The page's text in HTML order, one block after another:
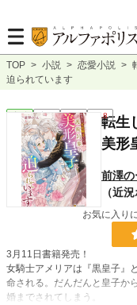
TOP > 小説 > 恋愛小説 >
迫られています
恋愛 完結 長編 R18転生
美形
前澤の
（近
お気に入り
3月11日書籍発売！
女騎士アメリアは『黒皇子』
命される。だんだんと皇子か
婚までされてしまう。